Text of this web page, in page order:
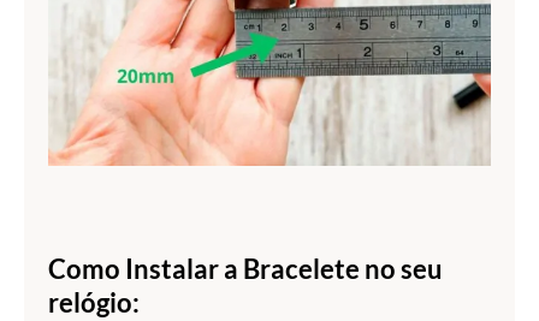
Como Instalar a Bracelete no seu
relógio: